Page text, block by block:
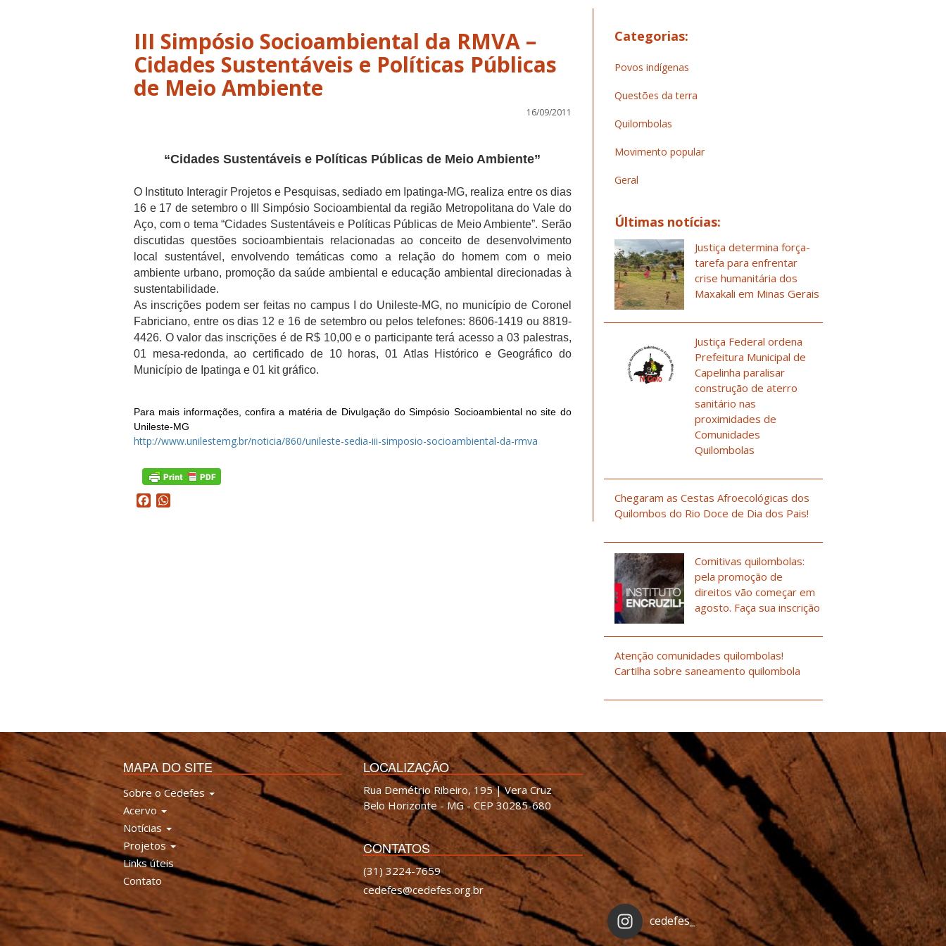
III Simpósio Socioambiental da RMVA –
Cidades Sustentáveis e Políticas Públicas
16/09/2011
“Cidades Sustentáveis e Políticas Públicas de Meio Ambiente”
O Instituto Interagir Projetos e Pesquisas, sediado em Ipatinga-MG, realiza entre os dias
16 e 17 de setembro o III Simpósio Socioambiental da região Metropolitana do Vale do
Aço, com o tema “Cidades Sustentáveis e Políticas Públicas de Meio Ambiente”. Serão
discutidas questões socioambientais relacionadas ao conceito de desenvolvimento
local sustentável, envolvendo temáticas como a relação do homem com o meio
ambiente urbano, promoção da saúde ambiental e educação ambiental direcionadas à
sustentabilidade.
As inscrições podem ser feitas no campus I do Unileste-MG, no município de Coronel
Fabriciano, entre os dias 12 e 16 de setembro ou pelos telefones: 8606-1419 ou 8819-
4426. O valor das inscrições é de R$ 10,00 e o participante terá acesso a 03 palestras,
01 mesa-redonda, ao certificado de 10 horas, 01 Atlas Histórico e Geográfico do
Município de Ipatinga e 01 kit gráfico.
Para mais informações, confira a matéria de Divulgação do Simpósio Socioambiental no site do
Unileste-MG
http://www.unilestemg.br/noticia/860/unileste-sedia-iii-simposio-socioambiental-da-rmva
Facebook
Categorias:
Povos indígenas
Questões da terra
Quilombolas
Movimento popular
Geral
Últimas notícias:
Justiça determina força-
tarefa para enfrentar
crise humanitária dos
Maxakali em Minas Gerais
Justiça Federal ordena
Prefeitura Municipal de
Capelinha paralisar
construção de aterro
sanitário nas
proximidades de
Comunidades
Quilombolas
Chegaram as Cestas Afroecológicas dos
Quilombos do Rio Doce de Dia dos Pais!
Comitivas quilombolas:
pela promoção de
direitos vão começar em
agosto. Faça sua inscrição
Atenção comunidades quilombolas!
Cartilha sobre saneamento quilombola
MAPA DO SITE
Sobre o Cedefes
Acervo
Notícias
Projetos
Links úteis
Contato
LOCALIZAÇÃO
Rua Demétrio Ribeiro, 195 | Vera Cruz
Belo Horizonte - MG - CEP 30285-680
CONTATOS
(31) 3224-7659
cedefes@cedefes.org.br
cedefes_